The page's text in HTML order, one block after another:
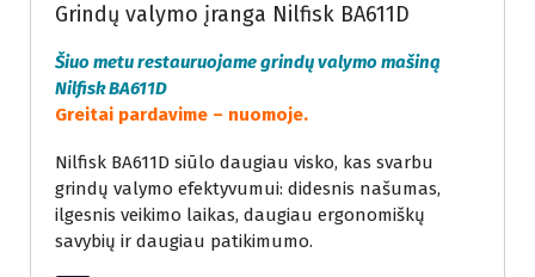
Grindų valymo įranga Nilfisk BA611D
Šiuo metu restauruojame grindų valymo mašiną
Nilfisk BA611D
Greitai pardavime – nuomoje.
Nilfisk BA611D siūlo daugiau visko, kas svarbu
grindų valymo efektyvumui: didesnis našumas,
ilgesnis veikimo laikas, daugiau ergonomiškų
savybių ir daugiau patikimumo.